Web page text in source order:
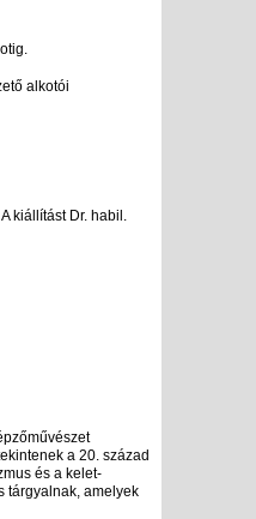
alkotói
kiállítást Dr. habil.
a 20. század
és a kelet-
tárgyalnak, amelyek